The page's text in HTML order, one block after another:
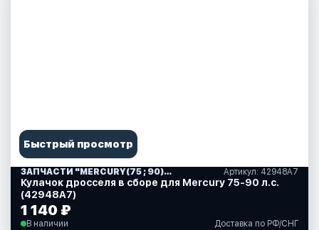
Быстрый просмотр
ЗАПЧАСТИ "MERCURY(75 ; 90)" США (10) Артикул: 42948A7
Кулачок дросселя в сборе для Mercury 75-90 л.с.
(42948A7)
1 140 ₽
В наличии Доставка по РФ/СНГ